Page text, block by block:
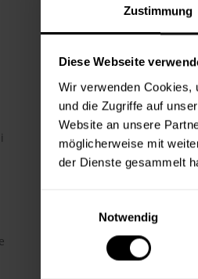
Zustimmung
Diese Webseite
Wir verwenden Cookies,
und die Zugriffe auf
Website an unsere
möglicherweise mit
der Dienste gesammelt
Notwendig
Die
⤓